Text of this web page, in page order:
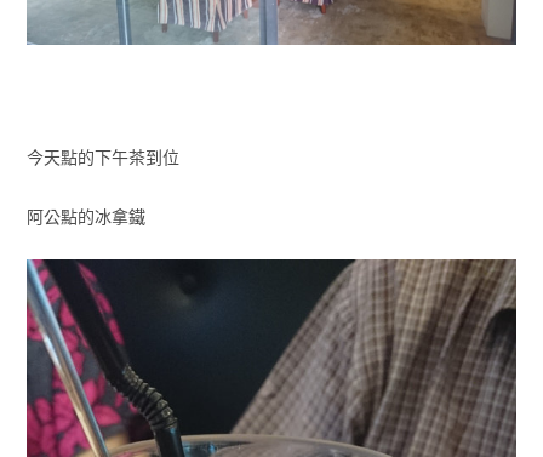
今天點的下午茶到位
阿公點的冰拿鐵